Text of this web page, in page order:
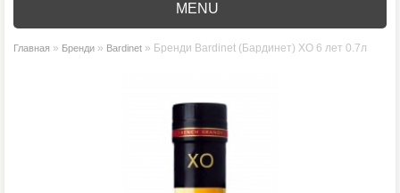
MENU
Главная » Бренди » Bardinet » Бренди Bardinet (Бардинет) ХО 6 лет 0.7л